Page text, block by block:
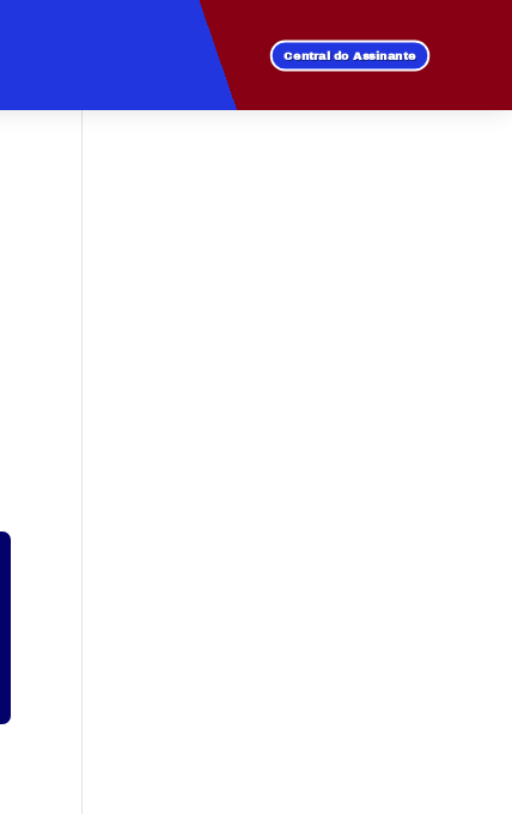
Central do Assinante